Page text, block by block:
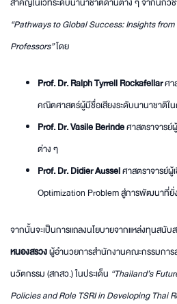
“Pathways to Global Success: Insights
Professors”โดย
Prof. Dr. Ralph Tyrrell Rockafellarศา
คณิตศาสตร์ผู้มีชื่อเสียงระดับนานาชาติใ
Prof. Dr. Vasile Berindeศาสตราจาร
ต่าง ๆ
Prof. Dr. Didier Ausselศาสตราจารย์ผู้
Optimization Problem สู่การพัฒนาที่ยั่
จากนั้นจะเป็นการแถลงนโยบายจากแหล่งทุนสนับ
หนองสรวงผู้อำนวยการสำนักงานคณะกรรมการ
นวัตกรรม (สกสว.) ในประเด็น “Thailand’s
Policies and Role TSRI in Developing Thai